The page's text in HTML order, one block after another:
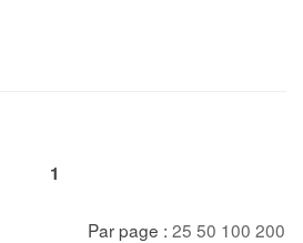
1
Par page : 25 50 100 200